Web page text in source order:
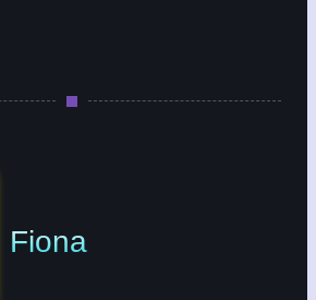
Fiona